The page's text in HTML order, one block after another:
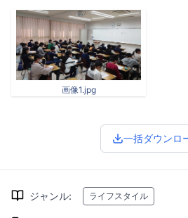
画像1.jpg
一括ダウンロ
ジャンル: ライフスタイル